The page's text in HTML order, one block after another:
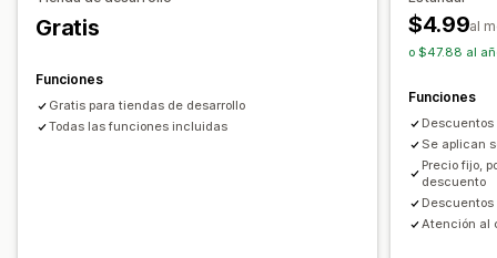
Herramienta de edición
Descuentos por pila
Geolocalización Segmentación
Gratis
Funciones
Gratis para tiendas de desarrollo
Todas las funciones incluidas
$4.99al
o $47.88 al
Funciones
Se aplican
Precio fijo,
descuento
Descuentos
Atención al